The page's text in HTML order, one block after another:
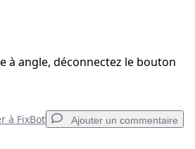
à angle, déconnectez le bouton
à FixBot Ajouter un commentaire